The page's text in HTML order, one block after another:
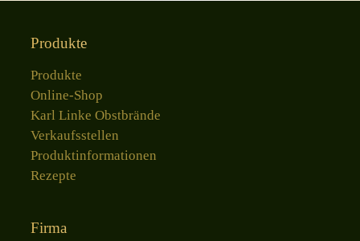
Produkte
Produkte
Online-Shop
Karl Linke Obstbrände
Verkaufsstellen
Produktinformationen
Rezepte
Firma